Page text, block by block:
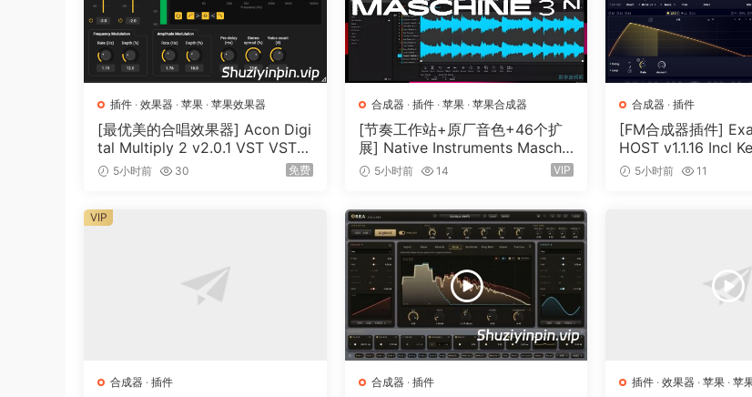
插件 · 效果器 · 苹果 · 苹果效果器
[最优美的合唱效果器] Acon Digi
tal Multiply 2 v2.0.1 VST VST3
AU AAX [WiN, MacOSX]（66.3
5小时前 30 免费
合成器· 插件· 苹果· 苹果合成器
[节奏工作站+原厂音色+46个扩
展] Native Instruments Maschin
e 3.6.0-HCiSO [MacOSX]（1.41
5小时前 14 VIP
合成器 ·插件
[FM合成器插件]
HOST v1.1.16 Incl
[WiN]（12.1MB）
5小时前 11
合成器 · 插件
VIP
合成器· 插件 插件 ·效果器 ·苹果 ·苹